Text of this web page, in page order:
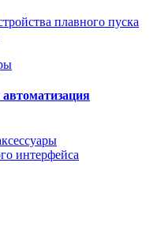
плавного пуска
интерфейса